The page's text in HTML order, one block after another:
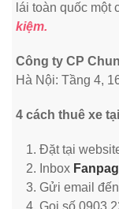
lái toàn quốc một
kiệm.
Công ty CP
Hà Nội: Tầng 4,
4 cách thuê xe
Đặt tại
Inbox
Gửi email